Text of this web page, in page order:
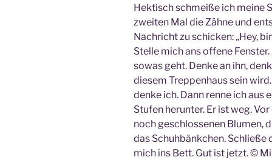
Hektisch schmeiße ich meine
zweiten Mal die Zähne und
Nachricht zu schicken: „Hey,
Stelle mich ans offene
sowas geht. Denke an ihn,
diesem Treppenhaus sein
denke ich. Dann renne ich aus
Stufen herunter. Er ist weg.
noch geschlossenen Blumen,
das Schuhbänkchen. Schließe
mich ins Bett. Gut ist jetzt. ©